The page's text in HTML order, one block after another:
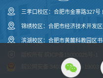
三孝口校区：合肥市金寨路327号
锦绣校区：合肥市经济技术开发
滨湖校区：合肥市黄麓科教园区
皖公网安备 34010043366-19003